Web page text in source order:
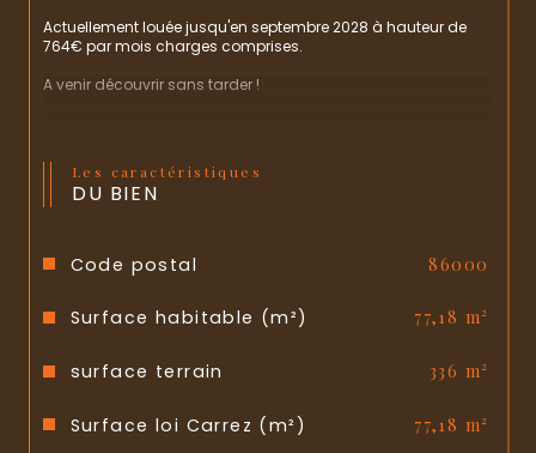
Actuellement louée jusqu'en septembre 2028 à hauteur de
764€ par mois charges comprises.
A venir découvrir sans tarder !
Les caractéristiques
DU BIEN
Code postal 86000
Surface habitable (m²) 77,18 m²
surface terrain 336 m²
Surface loi Carrez (m²) 77,18 m²